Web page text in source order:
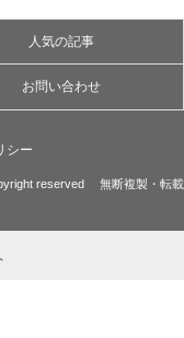
人気の記事
お問い合わせ
シー
reserved 無断複製・転載